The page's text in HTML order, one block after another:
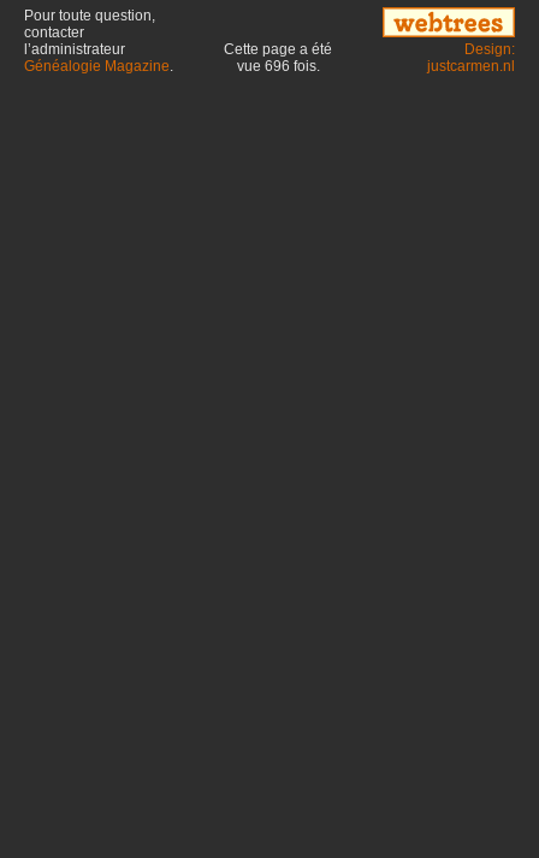
Pour toute question,
contacter
l’administrateur
Généalogie Magazine.
Cette page a été
vue 696 fois.
Design:
justcarmen.nl